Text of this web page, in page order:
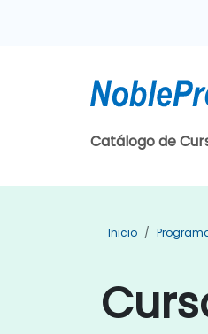
Catálogo de
Inicio